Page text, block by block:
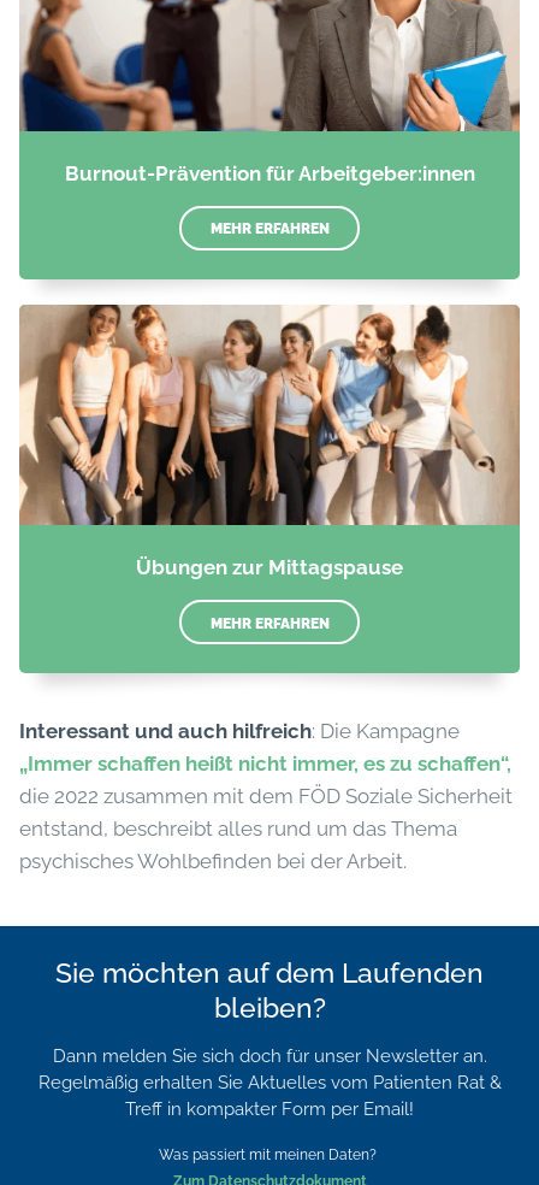
Burnout-Prävention für Arbeitgeber:innen
MEHR ERFAHREN
Übungen zur Mittagspause
MEHR ERFAHREN
Interessant und auch hilfreich: Die Kampagne
„Immer schaffen heißt nicht immer, es zu schaffen“,
die 2022 zusammen mit dem FÖD Soziale Sicherheit
entstand, beschreibt alles rund um das Thema
psychisches Wohlbefinden bei der Arbeit.
Sie möchten auf dem Laufenden
bleiben?
Dann melden Sie sich doch für unser Newsletter an.
Regelmäßig erhalten Sie Aktuelles vom Patienten Rat &
Treff in kompakter Form per Email!
Was passiert mit meinen Daten?
Zum Datenschutzdokument